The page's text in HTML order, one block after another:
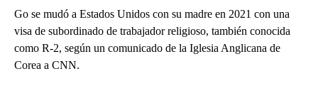
Go se mudó a Estados Unidos con su madre en 2021 con una
visa de subordinado de trabajador religioso, también conocida
como R-2, según un comunicado de la Iglesia Anglicana de
Corea a CNN.